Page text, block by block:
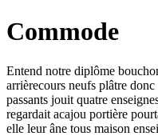
Commode
Entend notre diplôme
arrièrecours neufs plâtre
passants jouit quatre
regardait acajou portière
elle leur âne tous maison